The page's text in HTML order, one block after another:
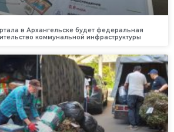
в Архангельске будет федеральная
коммунальной инфраструктуры